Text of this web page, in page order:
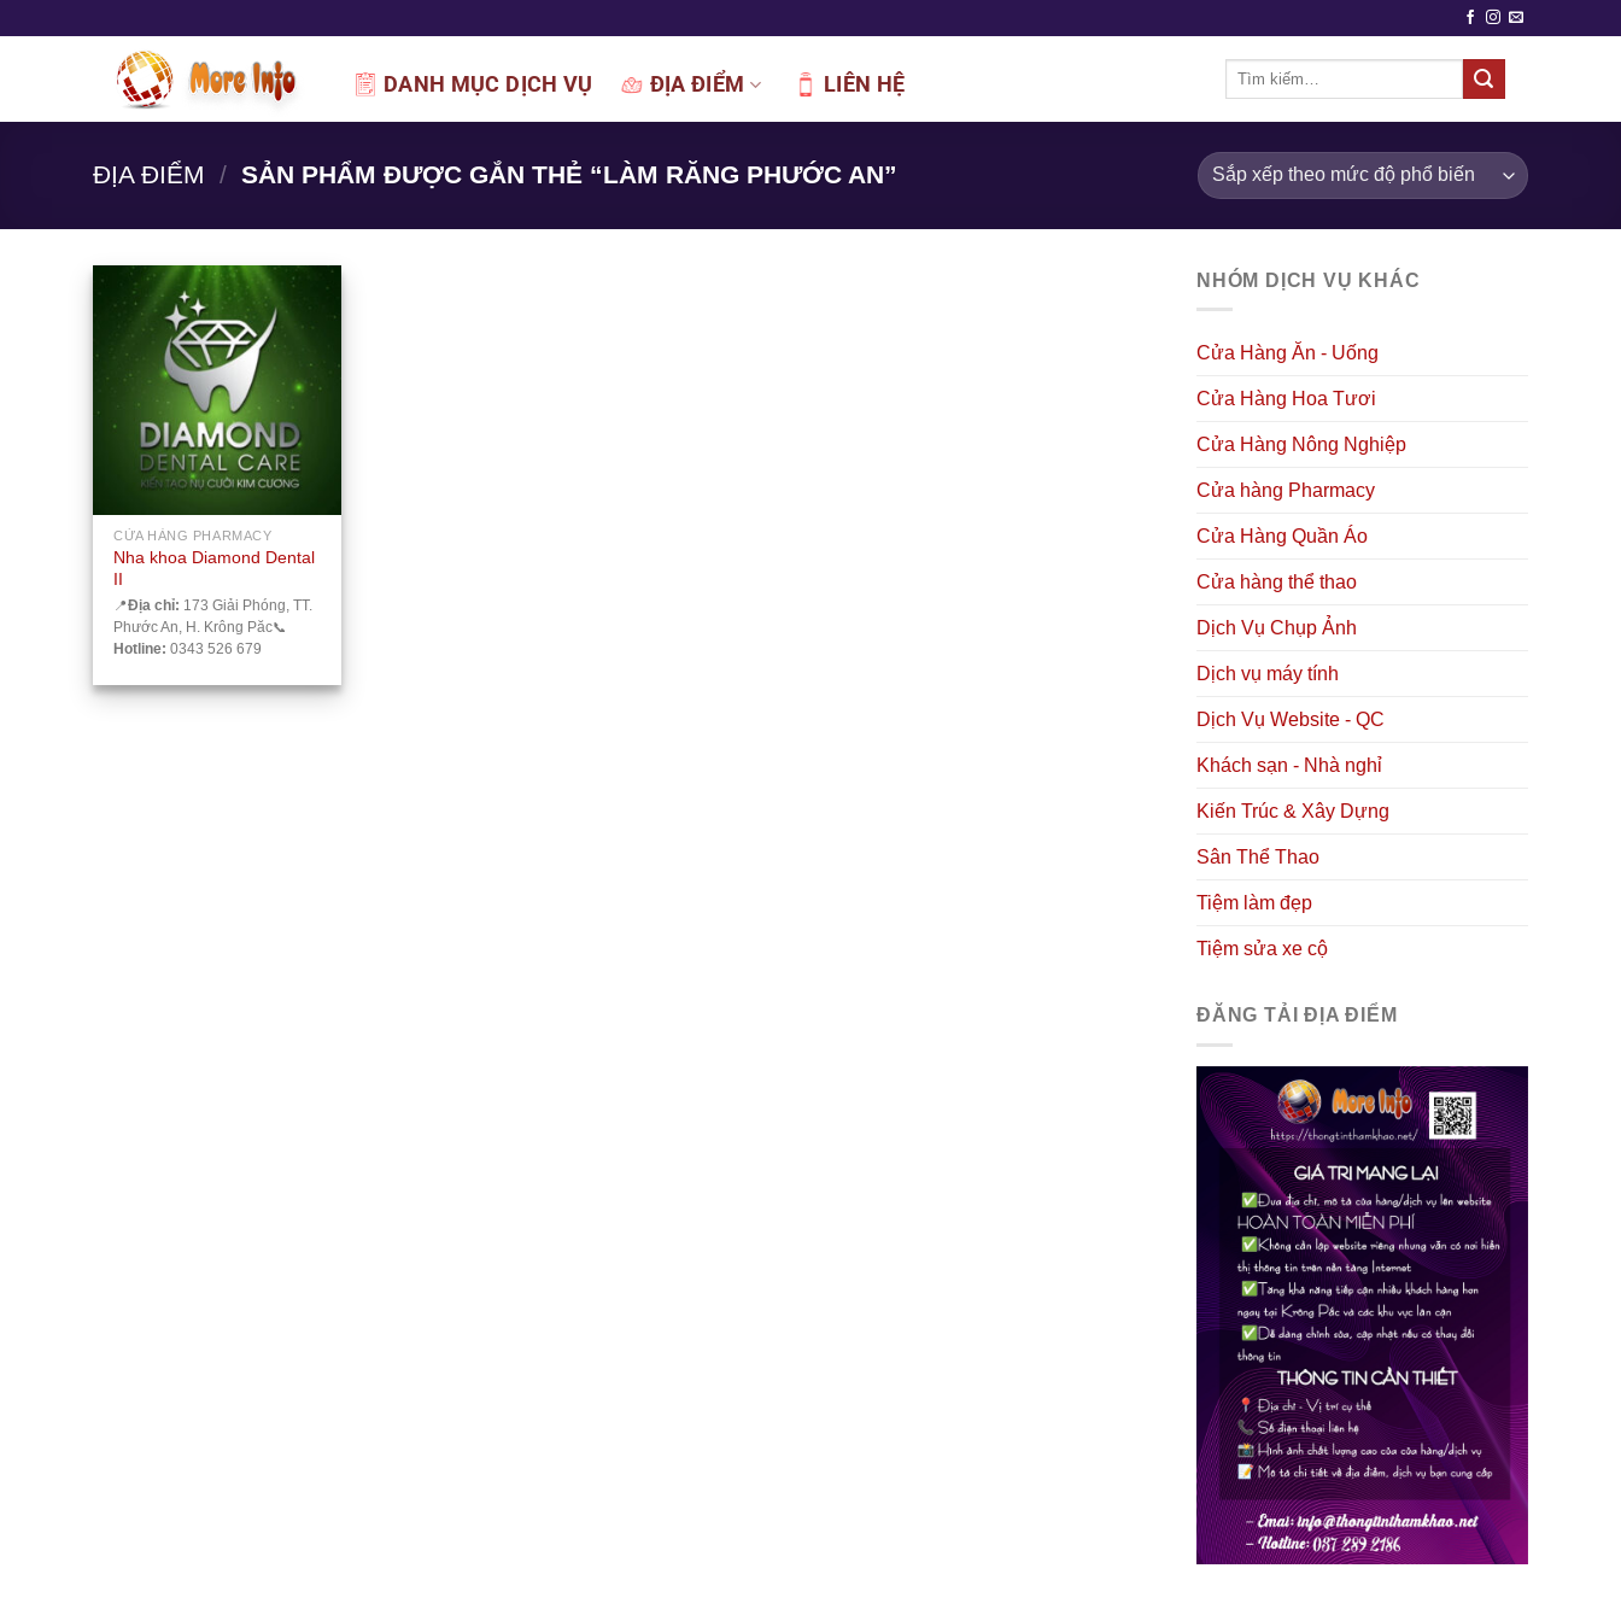
DANH MỤC DỊCH VỤ ĐỊA ĐIỂM LIÊN HỆ
Tìm
ĐỊA ĐIỂM / SẢN PHẨM ĐƯỢC GẮN THẺ “LÀM RĂNG PHƯỚC AN”
CỬA HÀNG PHARMACY
Nha khoa Diamond Dental
II
📍Địa chỉ: 173 Giải Phóng, TT.
Phước An, H. Krông Păc📞
Hotline: 0343 526 679
NHÓM DỊCH VỤ KHÁC
Cửa Hàng Ăn - Uống
Cửa Hàng Hoa Tươi
Cửa Hàng Nông Nghiệp
Cửa hàng Pharmacy
Cửa Hàng Quần Áo
Cửa hàng thể thao
Dịch Vụ Chụp Ảnh
Dịch vụ máy tính
Dịch Vụ Website - QC
Khách sạn - Nhà nghỉ
Kiến Trúc & Xây Dựng
Sân Thể Thao
Tiệm làm đẹp
Tiệm sửa xe cộ
ĐĂNG TẢI ĐỊA ĐIỂM